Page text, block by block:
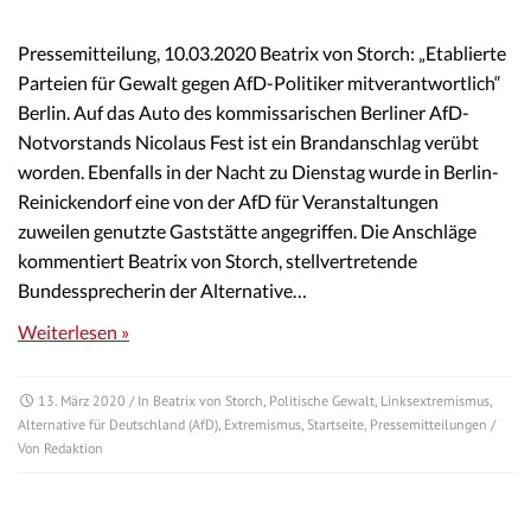
Pressemitteilung, 10.03.2020 Beatrix von Storch: „Etablierte
Parteien für Gewalt gegen AfD-Politiker mitverantwortlich“
Berlin. Auf das Auto des kommissarischen Berliner AfD-
Notvorstands Nicolaus Fest ist ein Brandanschlag verübt
worden. Ebenfalls in der Nacht zu Dienstag wurde in Berlin-
Reinickendorf eine von der AfD für Veranstaltungen
zuweilen genutzte Gaststätte angegriffen. Die Anschläge
kommentiert Beatrix von Storch, stellvertretende
Bundessprecherin der Alternative…
Weiterlesen »
13. März 2020 / In Beatrix von Storch Politische Gewalt Linksextremismus
Alternative für Deutschland (AfD) Extremismus Startseite Pressemitteilungen /
Von Redaktion